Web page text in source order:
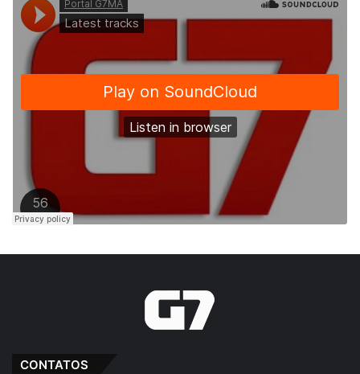
CONTATOS